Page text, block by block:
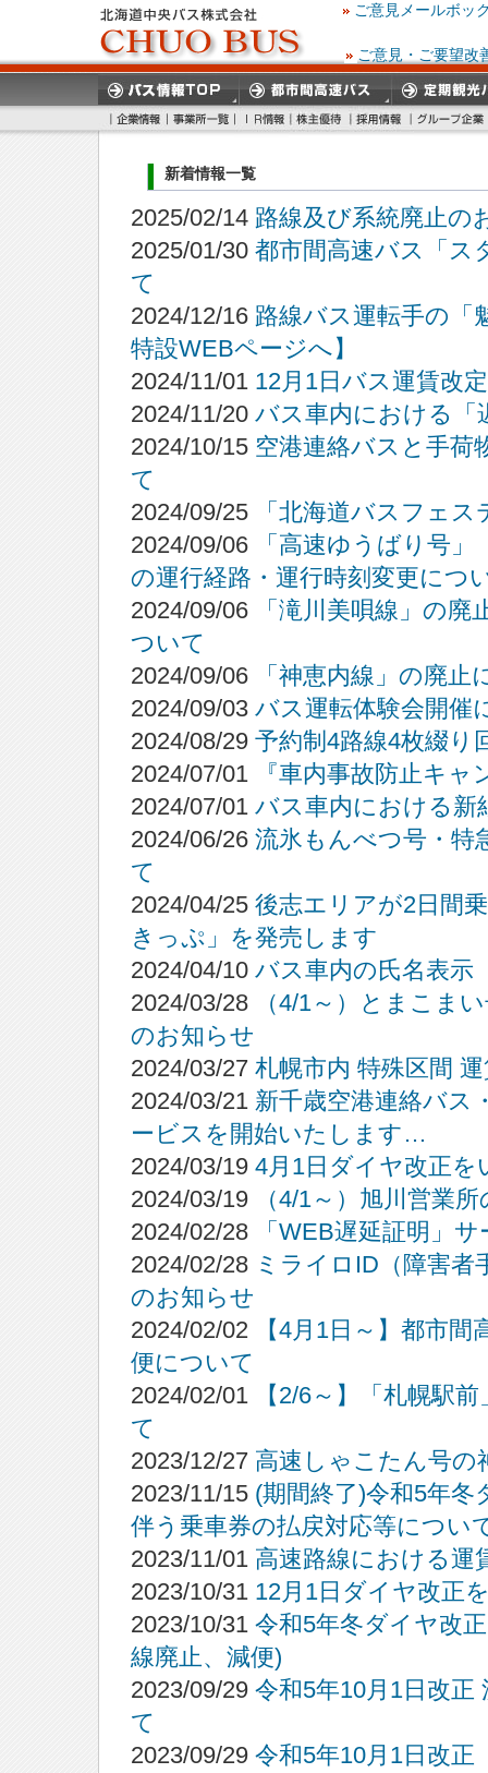
ご意見メールボッ
ご意見・ご要望改
新着情報一覧
2025/02/14 路線及び系統廃止の
2025/01/30 都市間高速バス「ス
て
2024/12/16 路線バス運転手の「
特設WEBページへ】
2024/11/01 12月1日バス運賃改
2024/11/20 バス車内における「
2024/10/15 空港連絡バスと手荷
て
2024/09/25
「北海道バスフェ
2024/09/06
「高速ゆうばり号
の運行経路・運行時刻変更につ
2024/09/06
「滝川美唄線」の
ついて
2024/09/06
「神恵内線」の廃止
2024/09/03 バス運転体験会開催
2024/08/29 予約制4路線4枚綴り
2024/07/01
『車内事故防止キ
2024/07/01 バス車内における新
2024/06/26 流氷もんべつ号・特
て
2024/04/25 後志エリアが2日間
きっぷ」を発売します
2024/04/10 バス車内の氏名表示
2024/03/28
（4/1～）とまこま
のお知らせ
2024/03/27 札幌市内 特殊区間
2024/03/21 新千歳空港連絡バス
ービスを開始いたします…
2024/03/19 4月1日ダイヤ改正
2024/03/19
（4/1～）旭川営業
2024/02/28
「WEB遅延証明」
2024/02/28 ミライロID（障害者
のお知らせ
2024/02/02
【4月1日～】都市
便について
2024/02/01
【2/6～】「札幌駅
て
2023/12/27 高速しゃこたん号の
2023/11/15 (期間終了)令和5年冬
伴う乗車券の払戻対応等につい
2023/11/01 高速路線における運
2023/10/31 12月1日ダイヤ改正
2023/10/31 令和5年冬ダイヤ改
線廃止、減便)
2023/09/29 令和5年10月1日改
て
2023/09/29 令和5年10月1日改正